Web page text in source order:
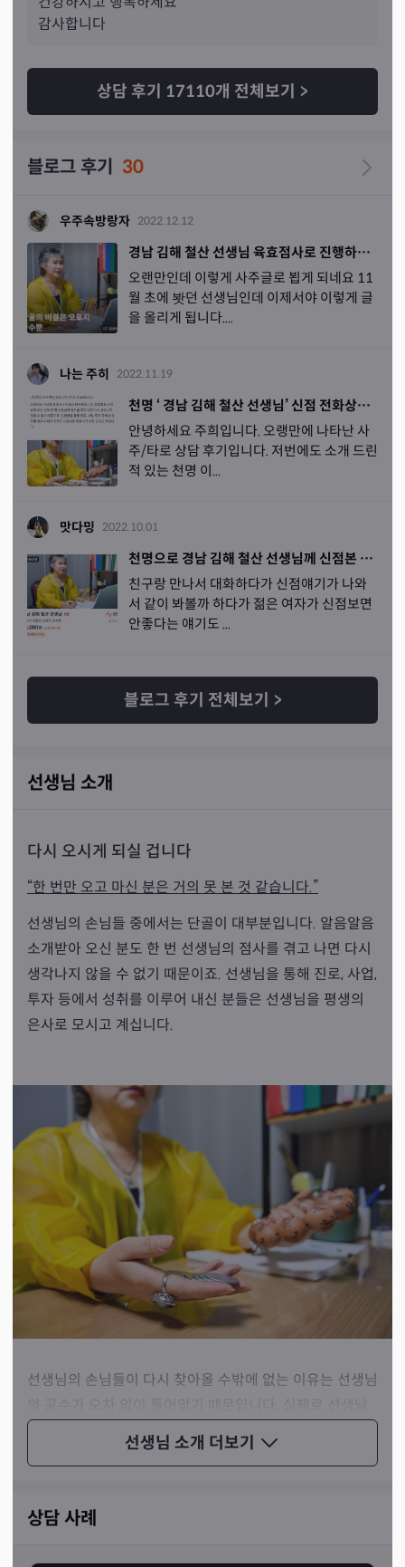
기 남자가 나와서 저도 놀래서 남자요? 이렇게 여쭤보니 제
금 현재 남자와의 관계 그리고 남자의 성격, 성향 등등을 말
씀해주셨는데 와 진짜 똑같았어요. 뭐 남자들이 변해가는
과정들은 대부분 일반사람들이 느끼는 것들이긴하지만 현
서 맞다는게 확인되서 더 놀라웠어요
!! -진짜 맞는지 확인
다.) 그리고 성향은 진짜로...이런사람 저도 살면서 처음 만
나보는 성향인데 진짜 똑같아서 아직도 놀라는중입니다 ㅎ
ㅎ.... 신기해요.. 그리구 건강도 제가 남들보다 예민하고 진
짜로 아파서 아프다는건데.. 그리고 원래가 리액션이 커서
주변인들이 오바하는걸로 느껴지는데 그거 진짜 오바가아
니고 진짜로 아파서 그런거거든요. 다들이해못해준다고 말
요.. 그래도 알아주시는 선생님 계셔서 너무 좋았어요 ㅋㅋ
아무튼...그리고 다른 건강관련 부분에 대해서 말씀해주셨
는데 가족력있는거랑 제 현재 걱정되는 부분 들이거든요....
실제로 병원가서 검사도 해본상태고..완 전 놀랐답니다... 정
말 신기한 상담과 편안하고 재밌는 상담이었습니다. ㅎㅎ
ㅎ 남자얘기나올때부터 웃겨서 막웃었는데 선생님도 웃기
지금 현재 만나는사람이랑 잘되면 너무 좋겠지만 미래일은
모르니까 나중에 다른사람이 생긴다고 하면 그사람의 생년
월일 가지고 다시 연락드릴게요! 잘 봐주신다고 말씀해주
셨으니까 꼭 잘봐주세요 ㅎㅎㅎ 저도 재밌고 좋은상담받아
서 감사합니다.ㅎㅎㅎ
감사합니다
상담 후기 17110개 전체보기 >
블로그 후기 30
우주속방랑자 2022.12.12
경남 김해 철산 선생님 육효점사로 진행하는 상담
오랜만인데 이렇게 사주글로 뵙게 되네요 11
월 초에 봣던 선생님인데 이제서야 이렇게 글
을 올리게 됩니다....
나는 주히 2022.11.19
천명 ‘ 경남 김해 철산 선생님’ 신점 전화상담 후기
안녕하세요 주희입니다. 오랭만에 나타난 사
주/타로 상담 후기입니다. 저번에도 소개 드린
적 있는 천명 이...
맛다밍 2022.10.01
천명으로 경남 김해 철산 선생님께 신점본 후기
친구랑 만나서 대화하다가 신점얘기가 나와
서 같이 봐볼까 하다가 젊은 여자가 신점보면
안좋다는 얘기도 ...
블로그 후기 전체보기 >
선생님 소개 더보기
선생님 소개
다시 오시게 되실 겁니다
“한 번만 오고 마신 분은 거의 못 본 것 같습니다.”
선생님의 손님들 중에서는 단골이 대부분입니다. 알음알음
소개받아 오신 분도 한 번 선생님의 점사를 겪고 나면 다시
생각나지 않을 수 없기 때문이죠. 선생님을 통해 진로, 사업,
투자 등에서 성취를 이루어 내신 분들은 선생님을 평생의
은사로 모시고 계십니다.
선생님의 손님들이 다시 찾아올 수밖에 없는 이유는 선생님
께서 건강에 문제가 있을 것이라고 짚어준 손님의 경우 교
통사고가 나서 혼수상태에 빠졌으나, 1달 뒤에 일어날 것이
상담 사례